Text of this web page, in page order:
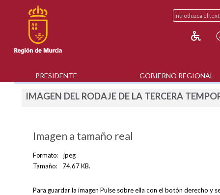
PRESIDENTE GOBIERNO REGIONAL
IMAGEN DEL RODAJE DE LA TERCERA
Imagen a tamaño real
Formato:
jpeg
Tamaño:
74,67 KB.
Para guardar la imagen Pulse sobre ella con el botón derecho y